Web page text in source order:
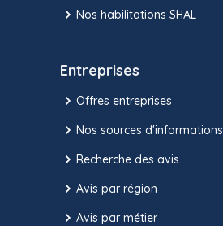
Nos habilitations SHAL
Entreprises
Offres entreprises
Nos sources d'informations
Recherche des avis
Avis par région
Avis par métier